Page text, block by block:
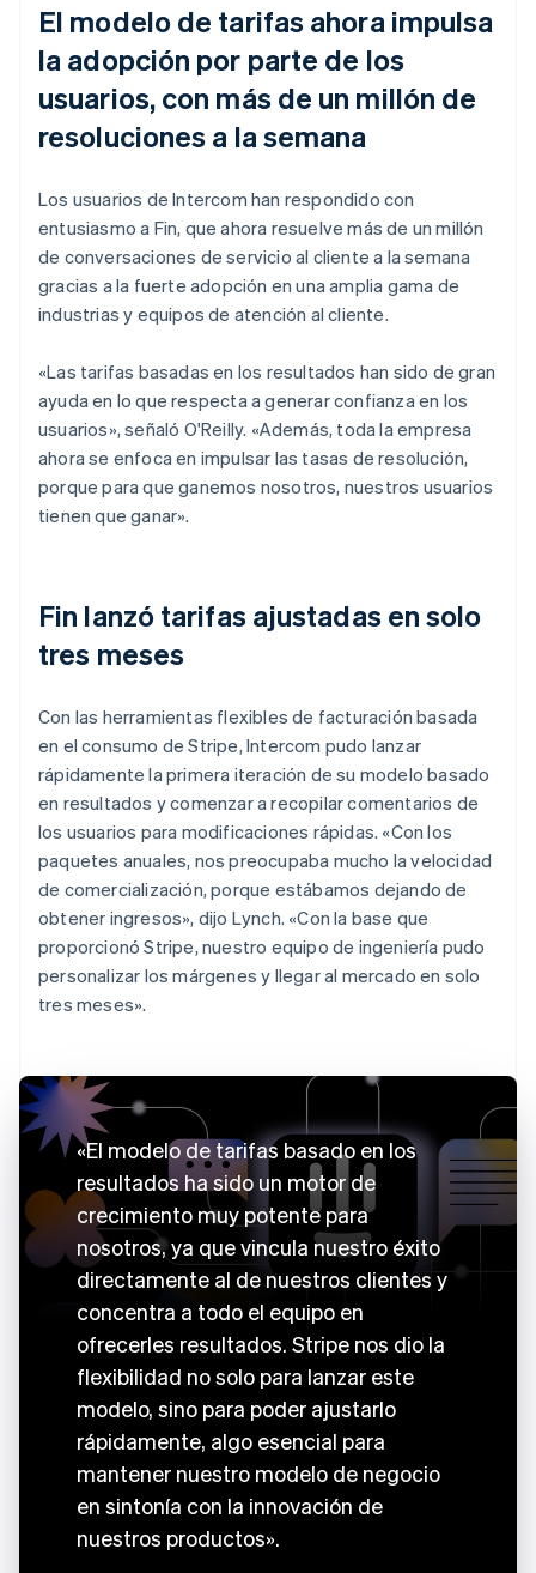
El modelo de tarifas ahora impulsa
la adopción por parte de los
usuarios, con más de un millón de
resoluciones a la semana
Los usuarios de Intercom han respondido con
entusiasmo a Fin, que ahora resuelve más de un millón
de conversaciones de servicio al cliente a la semana
gracias a la fuerte adopción en una amplia gama de
industrias y equipos de atención al cliente.
«Las tarifas basadas en los resultados han sido de gran
ayuda en lo que respecta a generar confianza en los
usuarios», señaló O'Reilly. «Además, toda la empresa
ahora se enfoca en impulsar las tasas de resolución,
porque para que ganemos nosotros, nuestros usuarios
tienen que ganar».
Fin lanzó tarifas ajustadas en solo
tres meses
Con las herramientas flexibles de facturación basada
en el consumo de Stripe, Intercom pudo lanzar
rápidamente la primera iteración de su modelo basado
en resultados y comenzar a recopilar comentarios de
los usuarios para modificaciones rápidas. «Con los
paquetes anuales, nos preocupaba mucho la velocidad
de comercialización, porque estábamos dejando de
obtener ingresos», dijo Lynch. «Con la base que
proporcionó Stripe, nuestro equipo de ingeniería pudo
personalizar los márgenes y llegar al mercado en solo
tres meses».
«El modelo de tarifas basado en los
resultados ha sido un motor de
crecimiento muy potente para
nosotros, ya que vincula nuestro éxito
directamente al de nuestros clientes y
concentra a todo el equipo en
ofrecerles resultados. Stripe nos dio la
flexibilidad no solo para lanzar este
modelo, sino para poder ajustarlo
rápidamente, algo esencial para
mantener nuestro modelo de negocio
en sintonía con la innovación de
nuestros productos».